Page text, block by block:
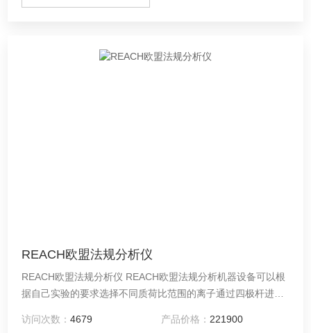
REACH欧盟法规分析仪
REACH欧盟法规分析仪 REACH欧盟法规分析机器设备可以根
据自己实验的要求选择不同质荷比范围的离子通过四极杆进入
离子扫描，也可进行非数据依赖的二级子离子扫描。
访问次数：4679 产品价格： 221900